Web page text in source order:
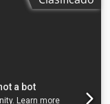
2950
estado de
Precio bruto: